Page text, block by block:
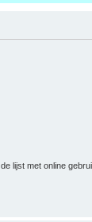
lijst met online